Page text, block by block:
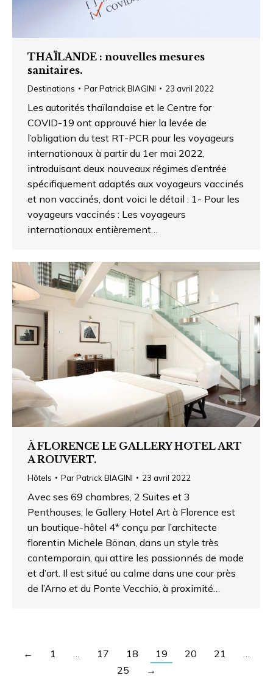
THAÏLANDE : nouvelles mesures
sanitaires.
Destinations ParPatrick BIAGINI 23 avril 2022
Les autorités thaïlandaise et le Centre for
COVID-19 ont approuvé hier la levée de
l’obligation du test RT-PCR pour les voyageurs
internationaux à partir du 1er mai 2022,
introduisant deux nouveaux régimes d’entrée
spécifiquement adaptés aux voyageurs vaccinés
et non vaccinés, dont voici le détail : 1- Pour les
voyageurs vaccinés : Les voyageurs
internationaux entièrement…
À FLORENCE LE GALLERY HOTEL ART
A ROUVERT.
Hôtels ParPatrick BIAGINI 23 avril 2022
Avec ses 69 chambres, 2 Suites et 3
Penthouses, le Gallery Hotel Art à Florence est
un boutique-hôtel 4* conçu par l’architecte
florentin Michele Bönan, dans un style très
contemporain, qui attire les passionnés de mode
et d’art. Il est situé au calme dans une cour près
de l’Arno et du Ponte Vecchio, à proximité…
← 1 17 18 19 20 21
25
→